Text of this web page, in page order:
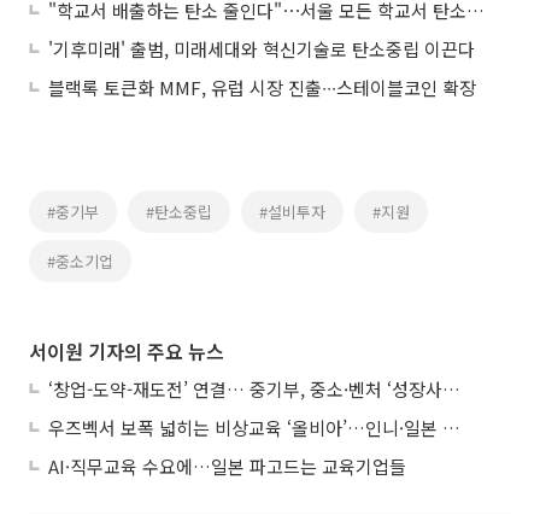
"학교서 배출하는 탄소 줄인다"⋯서울 모든 학교서 탄소중립 실천
'기후미래' 출범, 미래세대와 혁신기술로 탄소중립 이끈다
블랙록 토큰화 MMF, 유럽 시장 진출∙∙∙스테이블코인 확장
#중기부 #탄소중립 #설비투자 #지원
#중소기업
서이원 기자의 주요 뉴스
‘창업-도약-재도전’ 연결… 중기부, 중소·벤처 ‘성장사다리’ 짓는다
우즈벡서 보폭 넓히는 비상교육 ‘올비아’…인니·일본 진출 타진
AI·직무교육 수요에…일본 파고드는 교육기업들